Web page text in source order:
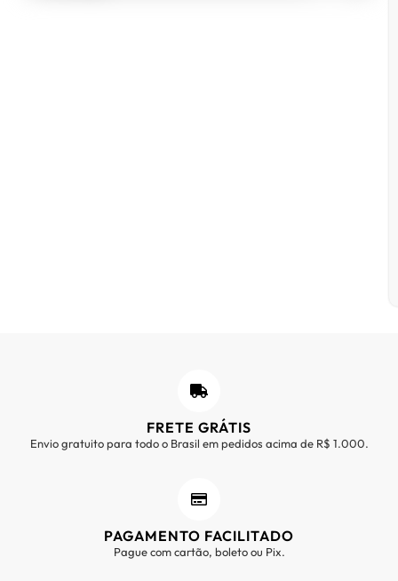
FRETE GRÁTIS
Envio gratuito para todo o Brasil em pedidos acima de R$ 1.000.
PAGAMENTO FACILITADO
Pague com cartão, boleto ou Pix.